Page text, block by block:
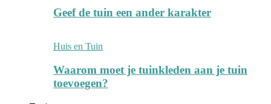
Geef de tuin een ander karakter
Huis en Tuin
Waarom moet je tuinkleden aan je tuin
toevoegen?